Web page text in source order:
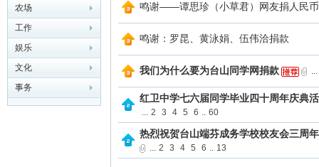
农场
工作
娱乐
文化
事务
鸣谢——谭思珍（小草君）网友捐人民
鸣谢：罗昆、黄泳娟、伍伟洽捐款
我们为什么要为台山同学网捐款 ...
红卫中学七六届同学毕业四十周年庆典
... 2 3 4 5 6 .. 60
热烈祝贺台山端芬成务学校校友会三周
... 2 3 4 5 6 .. 13